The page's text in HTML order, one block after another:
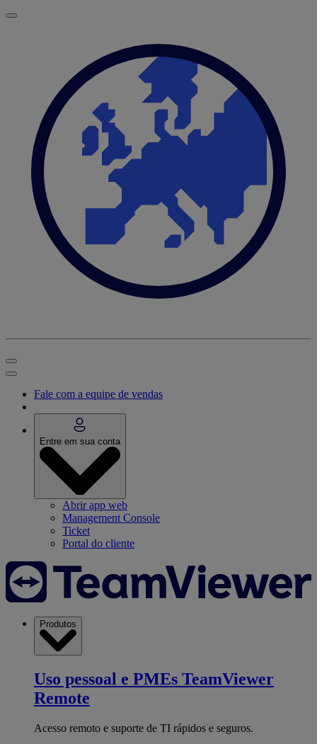
Fale com a equipe de vendas
Entre em sua conta
Abrir app web
Management Console
Ticket
Portal do cliente
Produtos
Uso pessoal e PMEs TeamViewer
Remote
Acesso remoto e suporte de TI rápidos e seguros.